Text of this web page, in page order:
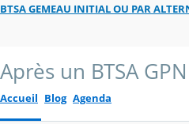
BTSA GEMEAU INITIAL OU PAR
Après un BTSA GPN
Accueil Blog Agenda